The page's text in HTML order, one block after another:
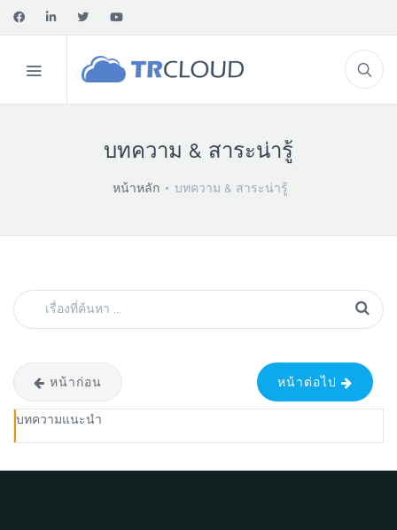
บทความ & สาระน่ารู้
หน้าหลัก บทความ & สาระน่ารู้
หน้าก่อน หน้าต่อไป
บทความแนะนำ